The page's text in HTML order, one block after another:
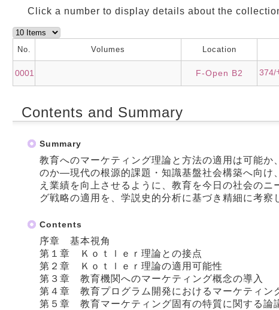
Click a number to display details about the
No. Volumes Location
0001 F-Open B2 374/
Contents and Summary
Summary
教育へのマーケティング理論と方法の適用は可能
のか―現代の根源的課題・知識基盤社会構築へ向け
え業績を向上させるように、教育を今日の社会の
グ戦略の適用を、学説史的分析に基づき精細に考察
Contents
序章 基本視角
第１章 Ｋｏｔｌｅｒ理論との接点
第２章 Ｋｏｔｌｅｒ理論の適用可能性
第３章 教育機関へのマーケティング概念の導入
第４章 教育プログラム開発におけるマーケティン
第５章 教育マーケティング固有の特質に関する論